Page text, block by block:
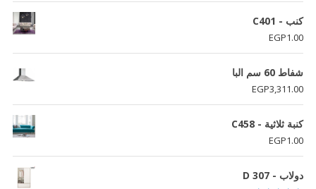
كنب - C401
EGP1.00
شفاط 60 سم البا
EGP3,311.00
كنبة ثلاثية - C458
EGP1.00
دولاب - D 307